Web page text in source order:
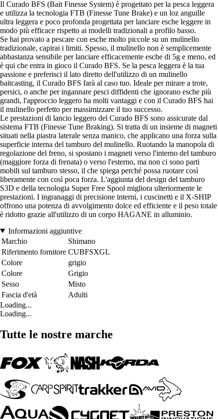
Il Curado BFS (Bait Finesse System) è progettato per la pesca leggera
e utilizza la tecnologia FTB (Finesse Tune Brake) e un loz anguille
ultra leggera e poco profonda progettata per lanciare esche leggere in
modo più efficace rispetto ai modelli tradizionali a profilo basso.
Se hai provato a pescare con esche molto piccole su un mulinello
tradizionale, capirai i limiti. Spesso, il mulinello non è semplicemente
abbastanza sensibile per lanciare efficacemente esche di 5g e meno, ed
è qui che entra in gioco il Curado BFS. Se la pesca leggera è la tua
passione e preferisci il lato diretto dell'utilizzo di un mulinello
baitcasting, il Curado BFS farà al caso tuo. Ideale per mirare a trote,
persici, o anche per ingannare pesci diffidenti che ignorano esche più
grandi, l'approccio leggero ha molti vantaggi e con il Curado BFS hai
il mulinello perfetto per massimizzare il tuo successo.
Le prestazioni di lancio leggero del Curado BFS sono assicurate dal
sistema FTB (Finesse Tune Braking). Si tratta di un insieme di magneti
situati nella piastra laterale senza manico, che applicano una forza sulla
superficie interna del tamburo del mulinello. Ruotando la manopola di
regolazione del freno, si spostano i magneti verso l'interno del tamburo
(maggiore forza di frenata) o verso l'esterno, ma non ci sono parti
mobili sul tamburo stesso, il che spiega perché possa ruotare così
liberamente con così poca forza. L'aggiunta del design del tamburo
S3D e della tecnologia Super Free Spool migliora ulteriormente le
prestazioni. I ingranaggi di precisione interni, i cuscinetti e il X-SHIP
offrono una potenza di avvolgimento dolce ed efficiente e il peso totale
è ridotto grazie all'utilizzo di un corpo HAGANE in alluminio.
Informazioni aggiuntive
Marchio
Shimano
Riferimento fornitore CUBFSXGL
Colore
grigio
Colore
Grigio
Sesso
Misto
Fascia d'età
Adulti
Loading...
Loading...
Tutte le nostre marche